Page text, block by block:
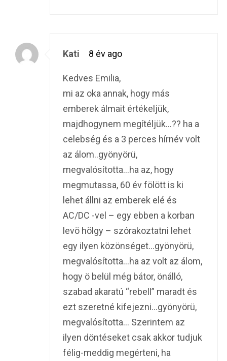
Kati 8 év ago
Kedves Emilia,
mi az oka annak, hogy más
emberek álmait értékeljük,
majdhogynem megítéljük…?? ha a
celebség és a 3 perces hírnév volt
az álom..gyönyörü,
megvalósította…ha az, hogy
megmutassa, 60 év fölött is ki
lehet állni az emberek elé és
AC/DC -vel – egy ebben a korban
levö hölgy – szórakoztatni lehet
egy ilyen közönséget…gyönyörü,
megvalósította…ha az volt az álom,
hogy ö belül még bátor, önálló,
szabad akaratú “rebell” maradt és
ezt szeretné kifejezni…gyönyörü,
megvalósította… Szerintem az
ilyen döntéseket csak akkor tudjuk
félig-meddig megérteni, ha